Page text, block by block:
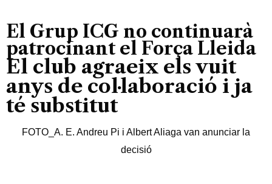
El Grup ICG no continuarà
patrocinant el Força Lleida
El club agraeix els vuit
anys de col·laboració i ja
té substitut
FOTO_A. E. Andreu Pi i Albert Aliaga van anunciar la
decisió